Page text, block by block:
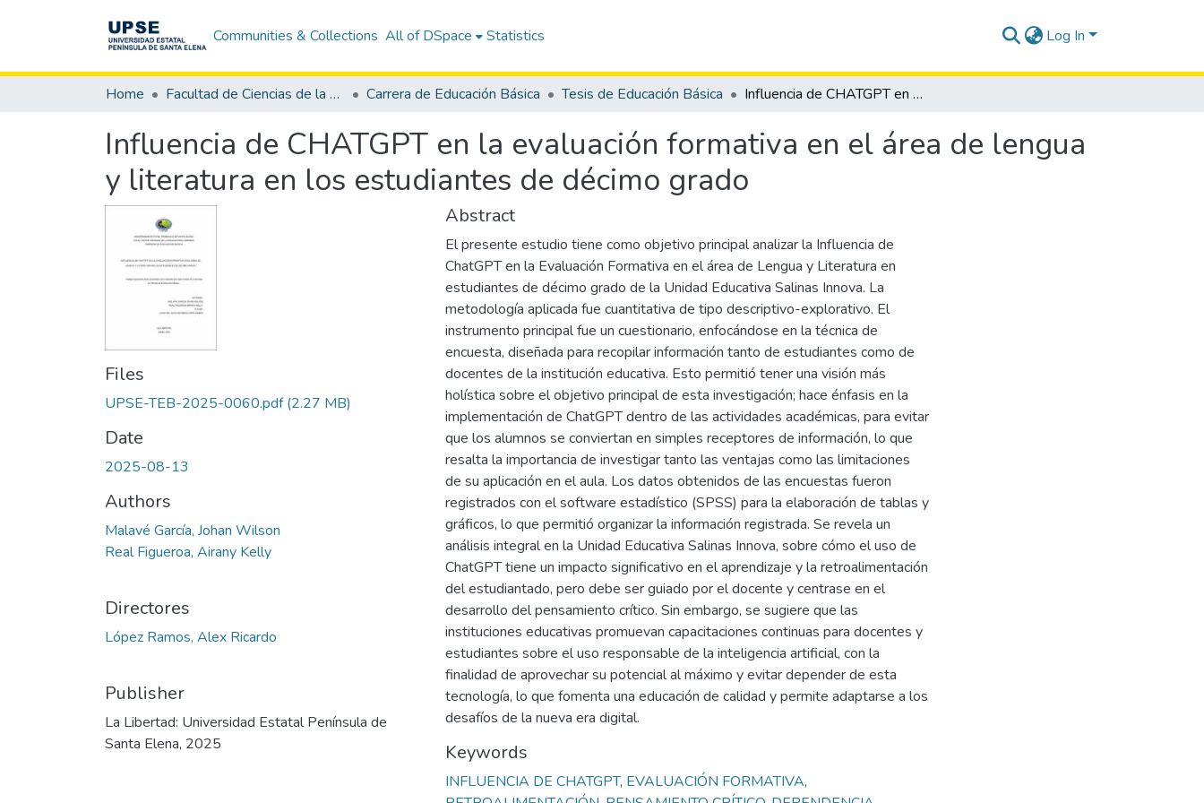
Communities & Collections All of DSpace Statistics Log In
Home Facultad de Ciencias de la Educación e Idiomas Carrera de Educación Básica Tesis de Educación Básica Influencia de CHATGPT en la evaluación formativa en el área de lengua y literatura en los estudiantes de décimo grado
Influencia de CHATGPT en la evaluación formativa en el área de lengua
y literatura en los estudiantes de décimo grado
Files
UPSE-TEB-2025-0060.pdf(2.27 MB)
Date
2025-08-13
Authors
Malavé García, Johan Wilson
Real Figueroa, Airany Kelly
Directores
López Ramos, Alex Ricardo
Publisher
La Libertad: Universidad Estatal Península de
Santa Elena, 2025
Abstract
El presente estudio tiene como objetivo principal analizar la Influencia de
ChatGPT en la Evaluación Formativa en el área de Lengua y Literatura en
estudiantes de décimo grado de la Unidad Educativa Salinas Innova. La
metodología aplicada fue cuantitativa de tipo descriptivo-explorativo. El
instrumento principal fue un cuestionario, enfocándose en la técnica de
encuesta, diseñada para recopilar información tanto de estudiantes como de
docentes de la institución educativa. Esto permitió tener una visión más
holística sobre el objetivo principal de esta investigación; hace énfasis en la
implementación de ChatGPT dentro de las actividades académicas, para evitar
que los alumnos se conviertan en simples receptores de información, lo que
resalta la importancia de investigar tanto las ventajas como las limitaciones
de su aplicación en el aula. Los datos obtenidos de las encuestas fueron
registrados con el software estadístico (SPSS) para la elaboración de tablas y
gráficos, lo que permitió organizar la información registrada. Se revela un
análisis integral en la Unidad Educativa Salinas Innova, sobre cómo el uso de
ChatGPT tiene un impacto significativo en el aprendizaje y la retroalimentación
del estudiantado, pero debe ser guiado por el docente y centrase en el
desarrollo del pensamiento crítico. Sin embargo, se sugiere que las
instituciones educativas promuevan capacitaciones continuas para docentes y
estudiantes sobre el uso responsable de la inteligencia artificial, con la
finalidad de aprovechar su potencial al máximo y evitar depender de esta
tecnología, lo que fomenta una educación de calidad y permite adaptarse a los
desafíos de la nueva era digital.
Keywords
INFLUENCIA DE CHATGPT, EVALUACIÓN FORMATIVA,